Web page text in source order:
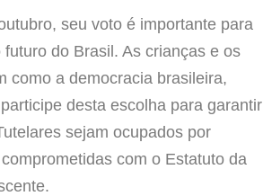
seu voto é importante para
do Brasil. As crianças e os
como a democracia brasileira,
desta escolha para garantir
sejam ocupados por
com o Estatuto da